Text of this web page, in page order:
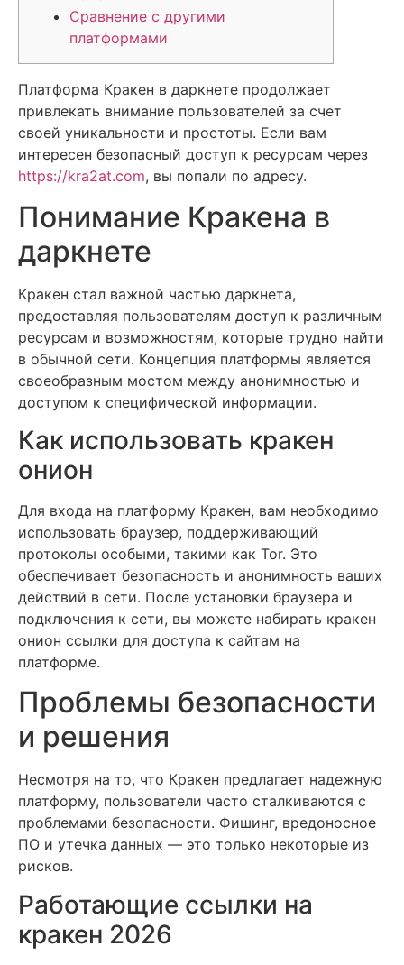
Сравнение с другими
платформами
Платформа Кракен в даркнете продолжает
привлекать внимание пользователей за счет
своей уникальности и простоты. Если вам
интересен безопасный доступ к ресурсам через
https://kra2at.com, вы попали по адресу.
Понимание Кракена в
даркнете
Кракен стал важной частью даркнета,
предоставляя пользователям доступ к различным
ресурсам и возможностям, которые трудно найти
в обычной сети. Концепция платформы является
своеобразным мостом между анонимностью и
доступом к специфической информации.
Как использовать кракен
онион
Для входа на платформу Кракен, вам необходимо
использовать браузер, поддерживающий
протоколы особыми, такими как Tor. Это
обеспечивает безопасность и анонимность ваших
действий в сети. После установки браузера и
подключения к сети, вы можете набирать кракен
онион ссылки для доступа к сайтам на
платформе.
Проблемы безопасности
и решения
Несмотря на то, что Кракен предлагает надежную
платформу, пользователи часто сталкиваются с
проблемами безопасности. Фишинг, вредоносное
ПО и утечка данных — это только некоторые из
рисков.
Работающие ссылки на
кракен 2026